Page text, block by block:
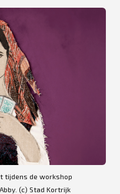
tijdens de workshop
(c) Stad Kortrijk